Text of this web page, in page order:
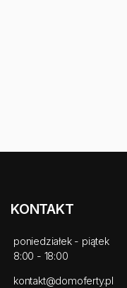
KONTAKT
poniedziałek - piątek
8:00 - 18:00
kontakt@domoferty.pl